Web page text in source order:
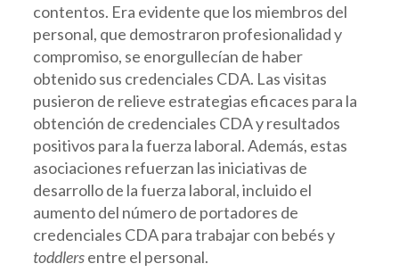
contentos. Era evidente que los miembros del
personal, que demostraron profesionalidad y
compromiso, se enorgullecían de haber
obtenido sus credenciales CDA. Las visitas
pusieron de relieve estrategias eficaces para la
obtención de credenciales CDA y resultados
positivos para la fuerza laboral. Además, estas
asociaciones refuerzan las iniciativas de
desarrollo de la fuerza laboral, incluido el
aumento del número de portadores de
credenciales CDA para trabajar con bebés y
toddlersentre el personal.